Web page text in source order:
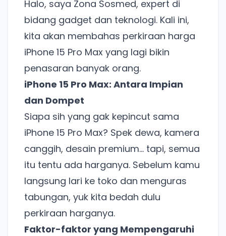
Halo, saya Zona Sosmed, expert di
bidang gadget dan teknologi. Kali ini,
kita akan membahas perkiraan harga
iPhone 15 Pro Max yang lagi bikin
penasaran banyak orang.
iPhone 15 Pro Max: Antara Impian
dan Dompet
Siapa sih yang gak kepincut sama
iPhone 15 Pro Max? Spek dewa, kamera
canggih, desain premium… tapi, semua
itu tentu ada harganya. Sebelum kamu
langsung lari ke toko dan menguras
tabungan, yuk kita bedah dulu
perkiraan harganya.
Faktor-faktor yang Mempengaruhi